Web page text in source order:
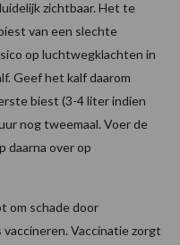
zichtbaar. Het te
van een slechte
op luchtwegklachten in
Geef het kalf daarom
biest (3-4 liter indien
nog tweemaal. Voer de
daarna over op
om schade door
Vaccinatie zorgt